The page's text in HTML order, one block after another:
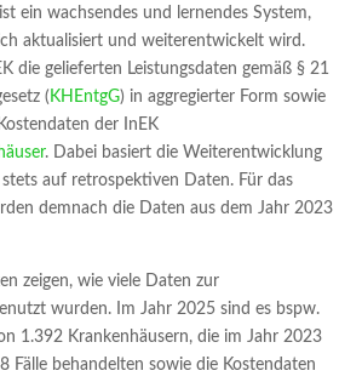
ein wachsendes und lernendes System,
aktualisiert und weiterentwickelt wird.
die gelieferten Leistungsdaten gemäß § 21
( KHEntgG) in aggregierter Form sowie
der InEK
. Dabei basiert die Weiterentwicklung
stets auf retrospektiven Daten. Für das
demnach die Daten aus dem Jahr 2023
zeigen, wie viele Daten zur
wurden. Im Jahr 2025 sind es bspw.
1.392 Krankenhäusern, die im Jahr 2023
Fälle behandelten sowie die Kostendaten